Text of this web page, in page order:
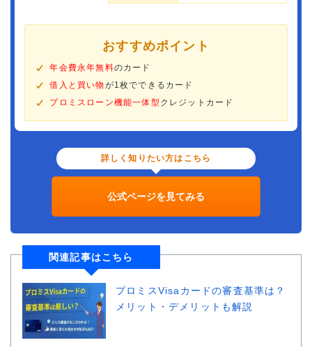
おすすめポイント
年会費永年無料のカード
借入と買い物 が1枚でできるカード
プロミスローン機能一体型 クレジットカード
詳しく知りたい方はこちら
公式ページを見てみる
関連記事はこちら
プロミスVisaカードの審査基準は？
メリット・デメリットも解説